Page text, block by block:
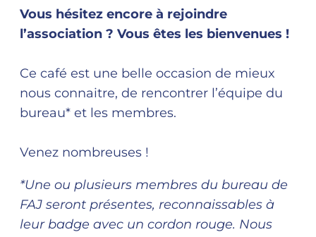
Vous hésitez encore à rejoindre
l’association ? Vous êtes les bienvenues !
Ce café est une belle occasion de mieux
nous connaitre, de rencontrer l’équipe du
bureau* et les membres.
Venez nombreuses !
*Une ou plusieurs membres du bureau de
FAJ seront présentes, reconnaissables à
leur badge avec un cordon rouge. Nous